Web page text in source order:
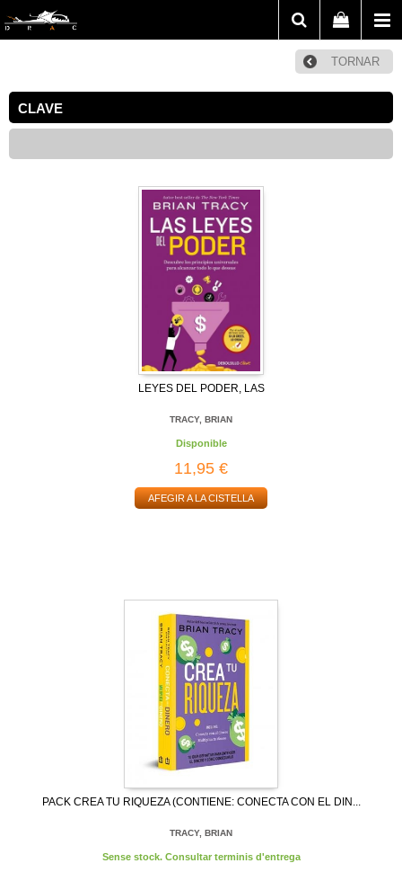
TORNAR
CLAVE
LEYES DEL PODER, LAS
TRACY, BRIAN
Disponible
11,95 €
AFEGIR A LA CISTELLA
PACK CREA TU RIQUEZA (CONTIENE: CONECTA CON EL DIN...
TRACY, BRIAN
Sense stock. Consultar terminis d'entrega